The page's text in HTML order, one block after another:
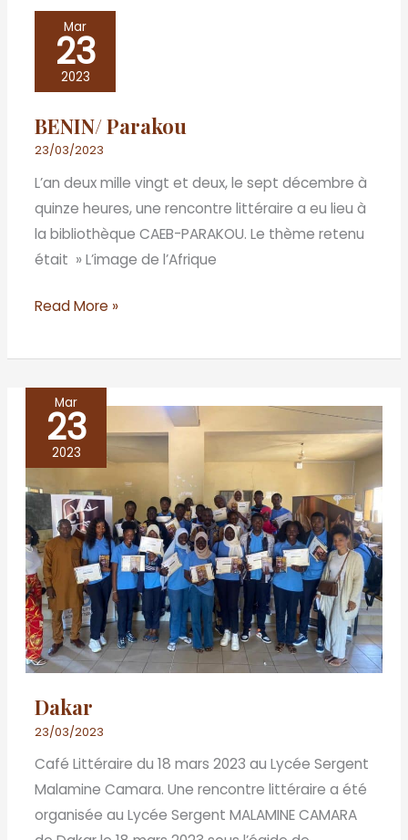
Mar
23
2023
BENIN/ Parakou
23/03/2023
L’an deux mille vingt et deux, le sept décembre à
quinze heures, une rencontre littéraire a eu lieu à
la bibliothèque CAEB-PARAKOU. Le thème retenu
était » L’image de l’Afrique
BENIN/
Parakou
Read More »
Mar
23
2023
Dakar
23/03/2023
Café Littéraire du 18 mars 2023 au Lycée Sergent
Malamine Camara. Une rencontre littéraire a été
organisée au Lycée Sergent MALAMINE CAMARA
Dakar